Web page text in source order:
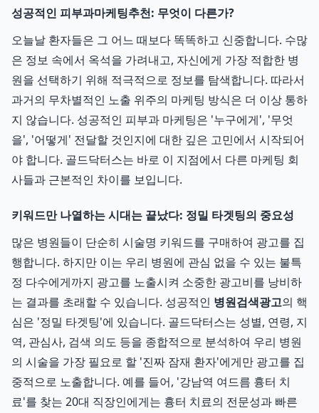
성공적인 피부과마케팅추천: 무엇이 다른가?
오늘날 환자들은 그 어느 때보다 똑똑하고 신중합니다. 수많
은 정보 속에서 옥석을 가려내고, 자신에게 가장 적합한 병
원을 선택하기 위해 적극적으로 정보를 탐색합니다. 따라서
과거의 무차별적인 노출 위주의 마케팅 방식은 더 이상 통하
지 않습니다. 성공적인 피부과 마케팅은 '누구에게', '무엇
을', '어떻게' 전달할 것인지에 대한 깊은 고민에서 시작되어
야 합니다. 골드닥터스는 바로 이 지점에서 다른 마케팅 회
사들과 근본적인 차이를 보입니다.
키워드만 나열하는 시대는 끝났다: 정밀 타겟팅의 중요성
많은 병원들이 단순히 시술명 키워드를 구매하여 광고를 집
행합니다. 하지만 이는 우리 병원에 관심 없을 수 있는 불특
정 다수에게까지 광고를 노출시켜 소중한 광고비를 낭비하
는 결과를 초래할 수 있습니다. 성공적인 병원검색광고의 핵
심은 '정밀 타겟팅'에 있습니다. 골드닥터스는 성별, 연령, 지
역, 관심사, 검색 의도 등을 종합적으로 분석하여 우리 병원
의 시술을 가장 필요로 할 '진짜 잠재 환자'에게만 광고를 집
중적으로 노출합니다. 예를 들어, '강남역 여드름 흉터 치
료'를 찾는 20대 직장인에게는 흉터 치료의 전문성과 빠른